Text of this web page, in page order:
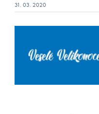
31. 03. 2020